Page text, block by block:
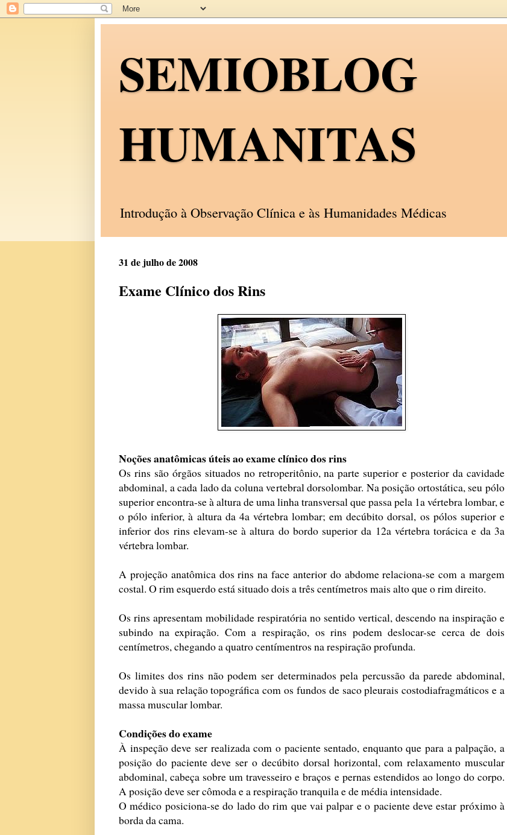
SEMIOBLOG
HUMANITAS
Introdução à Observação Clínica e às Humanidades Médicas
31 de julho de 2008
Exame Clínico dos Rins
Noções anatômicas úteis ao exame clínico dos rins
Os rins são órgãos situados no retroperitônio, na parte superior e posterior da cavidade
abdominal, a cada lado da coluna vertebral dorsolombar. Na posição ortostática, seu pólo
superior encontra-se à altura de uma linha transversal que passa pela 1a vértebra lombar, e
o pólo inferior, à altura da 4a vértebra lombar; em decúbito dorsal, os pólos superior e
inferior dos rins elevam-se à altura do bordo superior da 12a vértebra torácica e da 3a
vértebra lombar.
A projeção anatômica dos rins na face anterior do abdome relaciona-se com a margem
costal. O rim esquerdo está situado dois a três centímetros mais alto que o rim direito.
Os rins apresentam mobilidade respiratória no sentido vertical, descendo na inspiração e
subindo na expiração. Com a respiração, os rins podem deslocar-se cerca de dois
centímetros, chegando a quatro centímentros na respiração profunda.
Os limites dos rins não podem ser determinados pela percussão da parede abdominal,
devido à sua relação topográfica com os fundos de saco pleurais costodiafragmáticos e a
massa muscular lombar.
Condições do exame
À inspeção deve ser realizada com o paciente sentado, enquanto que para a palpação, a
posição do paciente deve ser o decúbito dorsal horizontal, com relaxamento muscular
abdominal, cabeça sobre um travesseiro e braços e pernas estendidos ao longo do corpo.
A posição deve ser cômoda e a respiração tranquila e de média intensidade.
O médico posiciona-se do lado do rim que vai palpar e o paciente deve estar próximo à
borda da cama.